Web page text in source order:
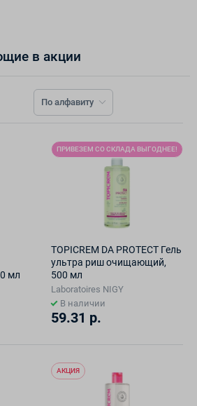
в акции
По алфавиту
мл
ПРИВЕЗЕМ СО СКЛАДА ВЫГОДНЕЕ!
TOPICREM DA PROTECT Гель
ультра риш очищающий,
500 мл
Laboratoires NIGY
В наличии
59.31 р.
АКЦИЯ